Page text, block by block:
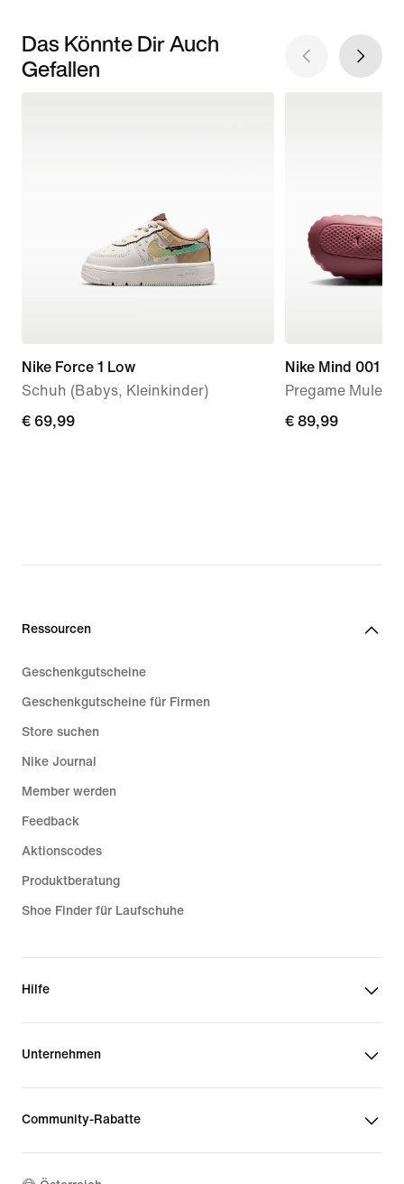
Das Könnte Dir Auch
Gefallen
Nike Force 1 Low
Schuh (Babys, Kleinkinder)
€ 69,99
€ 69,99
Nike Mind 001
Pregame Mule
€ 89,99
€ 89,99
Ressourcen
Geschenkgutscheine
Geschenkgutscheine für Firmen
Store suchen
Nike Journal
Member werden
Feedback
Aktionscodes
Produktberatung
Shoe Finder für Laufschuhe
Hilfe
Unternehmen
Community-Rabatte